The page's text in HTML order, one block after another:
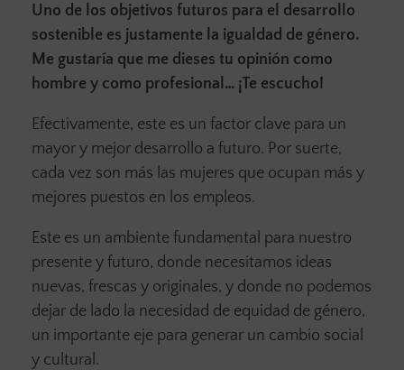
Uno de los objetivos futuros para el desarrollo
sostenible es justamente la igualdad de género.
Me gustaría que me dieses tu opinión como
hombre y como profesional… ¡Te escucho!
Efectivamente, este es un factor clave para un
mayor y mejor desarrollo a futuro. Por suerte,
cada vez son más las mujeres que ocupan más y
mejores puestos en los empleos.
Este es un ambiente fundamental para nuestro
presente y futuro, donde necesitamos ideas
nuevas, frescas y originales, y donde no podemos
dejar de lado la necesidad de equidad de género,
un importante eje para generar un cambio social
y cultural.